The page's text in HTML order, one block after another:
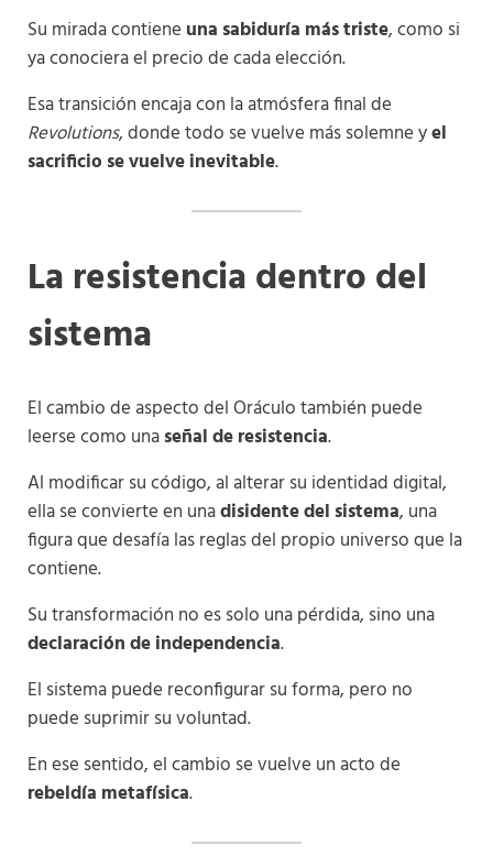
Su mirada contiene una sabiduría más triste, como si
ya conociera el precio de cada elección.
Esa transición encaja con la atmósfera final de
Revolutions, donde todo se vuelve más solemne yel
sacrificio se vuelve inevitable.
La resistencia dentro del
sistema
El cambio de aspecto del Oráculo también puede
leerse como unaseñal de resistencia.
Al modificar su código, al alterar su identidad digital,
ella se convierte en unadisidente del sistema, una
figura que desafía las reglas del propio universo que la
contiene.
Su transformación no es solo una pérdida, sino una
declaración de independencia.
El sistema puede reconfigurar su forma, pero no
puede suprimir su voluntad.
En ese sentido, el cambio se vuelve un acto de
rebeldía metafísica.